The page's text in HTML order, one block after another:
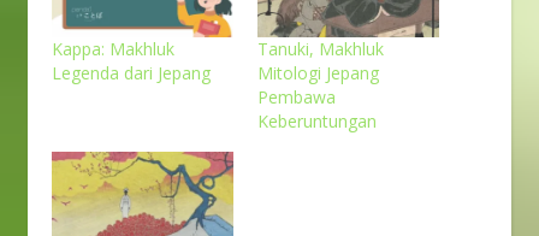
Kappa: Makhluk
Legenda dari Jepang
Tanuki, Makhluk
Mitologi Jepang
Pembawa
Keberuntungan